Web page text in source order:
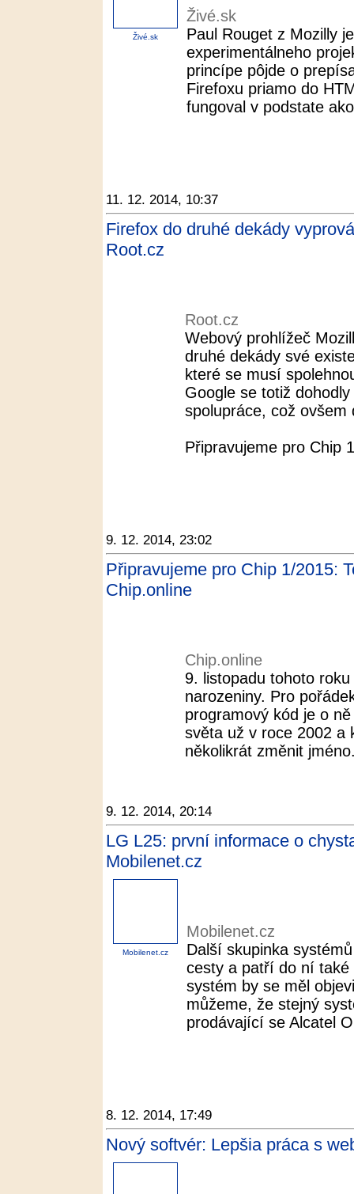
Živé.sk
Živé.sk
Paul Rouget z Mozilly
experimentálneho
princípe pôjde o
Firefoxu priamo do
fungoval v podstate
11. 12. 2014, 10:37
Firefox do druhé dekády
Root.cz
Root.cz
Webový prohlížeč
druhé dekády své
které se musí
Google se totiž
spolupráce, což ovšem
Připravujeme pro Chip
9. 12. 2014, 23:02
Připravujeme pro Chip 1/2015:
Chip.online
Chip.online
9. listopadu tohoto
narozeniny. Pro
programový kód je o
světa už v roce 2002 a
několikrát změnit
9. 12. 2014, 20:14
LG L25: první informace o
Mobilenet.cz
Mobilenet.cz
Mobilenet.cz
Další skupinka
cesty a patří do ní
systém by se měl
můžeme, že stejný
prodávající se Alcatel
8. 12. 2014, 17:49
Nový softvér: Lepšia práca s